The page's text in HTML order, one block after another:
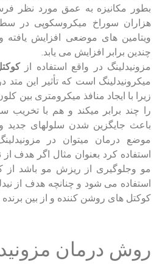
بطور مکانیزه به عمق مورد نظر
هزاران سوراخ میکروسکوپی در
ویتامین های موضعی افزایش یافته
چندین برابر افزایش می یابد.
مزونیدلینگ در واقع استفاده از
میکرونیدلینگ است که تأثیر این متد
زیرا با ایجاد منافذ میکرومتری بین
را چند برابر میکند و هم با تخریب
باعث جایگزین شدن سلولهای
موضع درمان میتوان در
استفاده کرد بعنوان مثال اگر هدف
مو وجلوگیری از ریزش مو باشد از
استفاده می شود و چنانچه هدف از
کوکتل های روشن کننده و از بین
روش درمان